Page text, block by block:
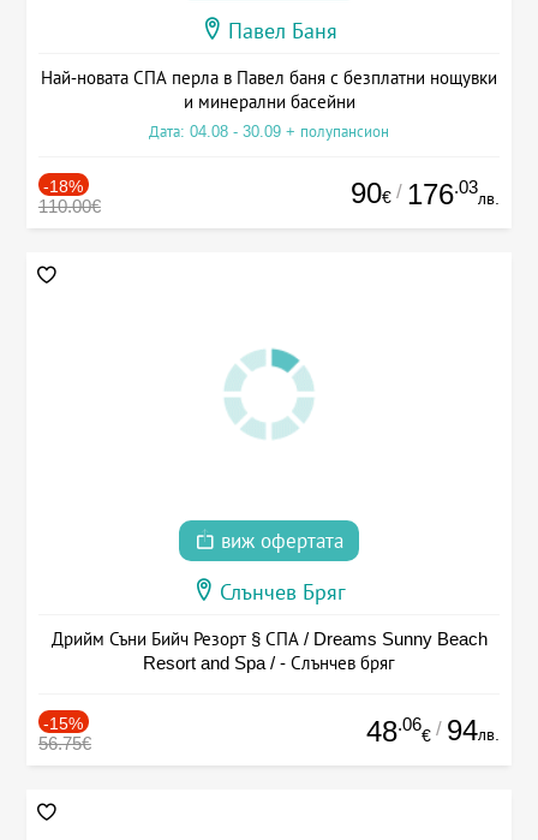
Павел Баня
Най-новата СПА перла в Павел баня с безплатни нощувки
и минерални басейни
Дата: 04.08 - 30.09 + полупансион
-18%
110.00€ 90€ / 176.03
лв.
виж офертата
Слънчев Бряг
Дрийм Съни Бийч Резорт § СПА / Dreams Sunny Beach
Resort and Spa / - Слънчев бряг
-15%
56.75€ 48.06
€ / 94лв.